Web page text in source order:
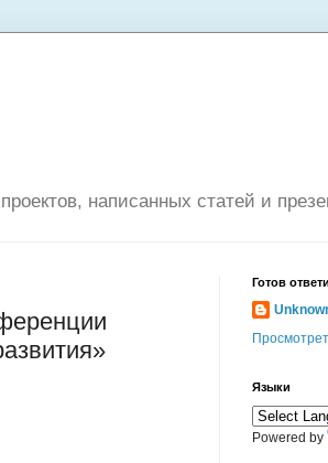
написанных статей и
Готов
Языки
Powered by